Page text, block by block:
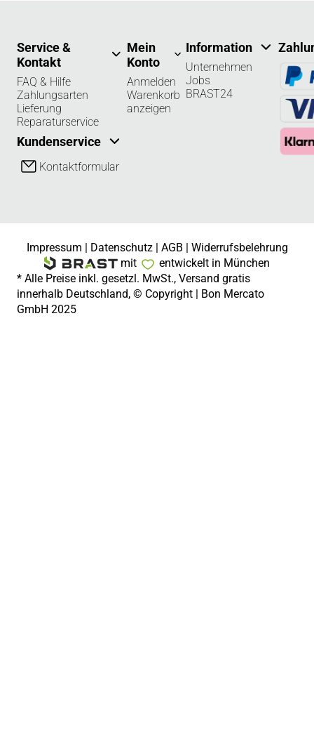
Service &
Kontakt
FAQ & Hilfe
Zahlungsarten
Lieferung
Reparaturservice
Kundenservice
Kontaktformular
Mein
Konto
Anmelden
Warenkorb
anzeigen
Information
Unternehmen
Jobs
BRAST24
Impressum | Datenschutz| AGB | Widerrufsbelehrung
mit
entwickelt in München
* Alle Preise inkl. gesetzl. MwSt., Versand gratis
innerhalb Deutschland, © Copyright | Bon Mercato
GmbH 2025